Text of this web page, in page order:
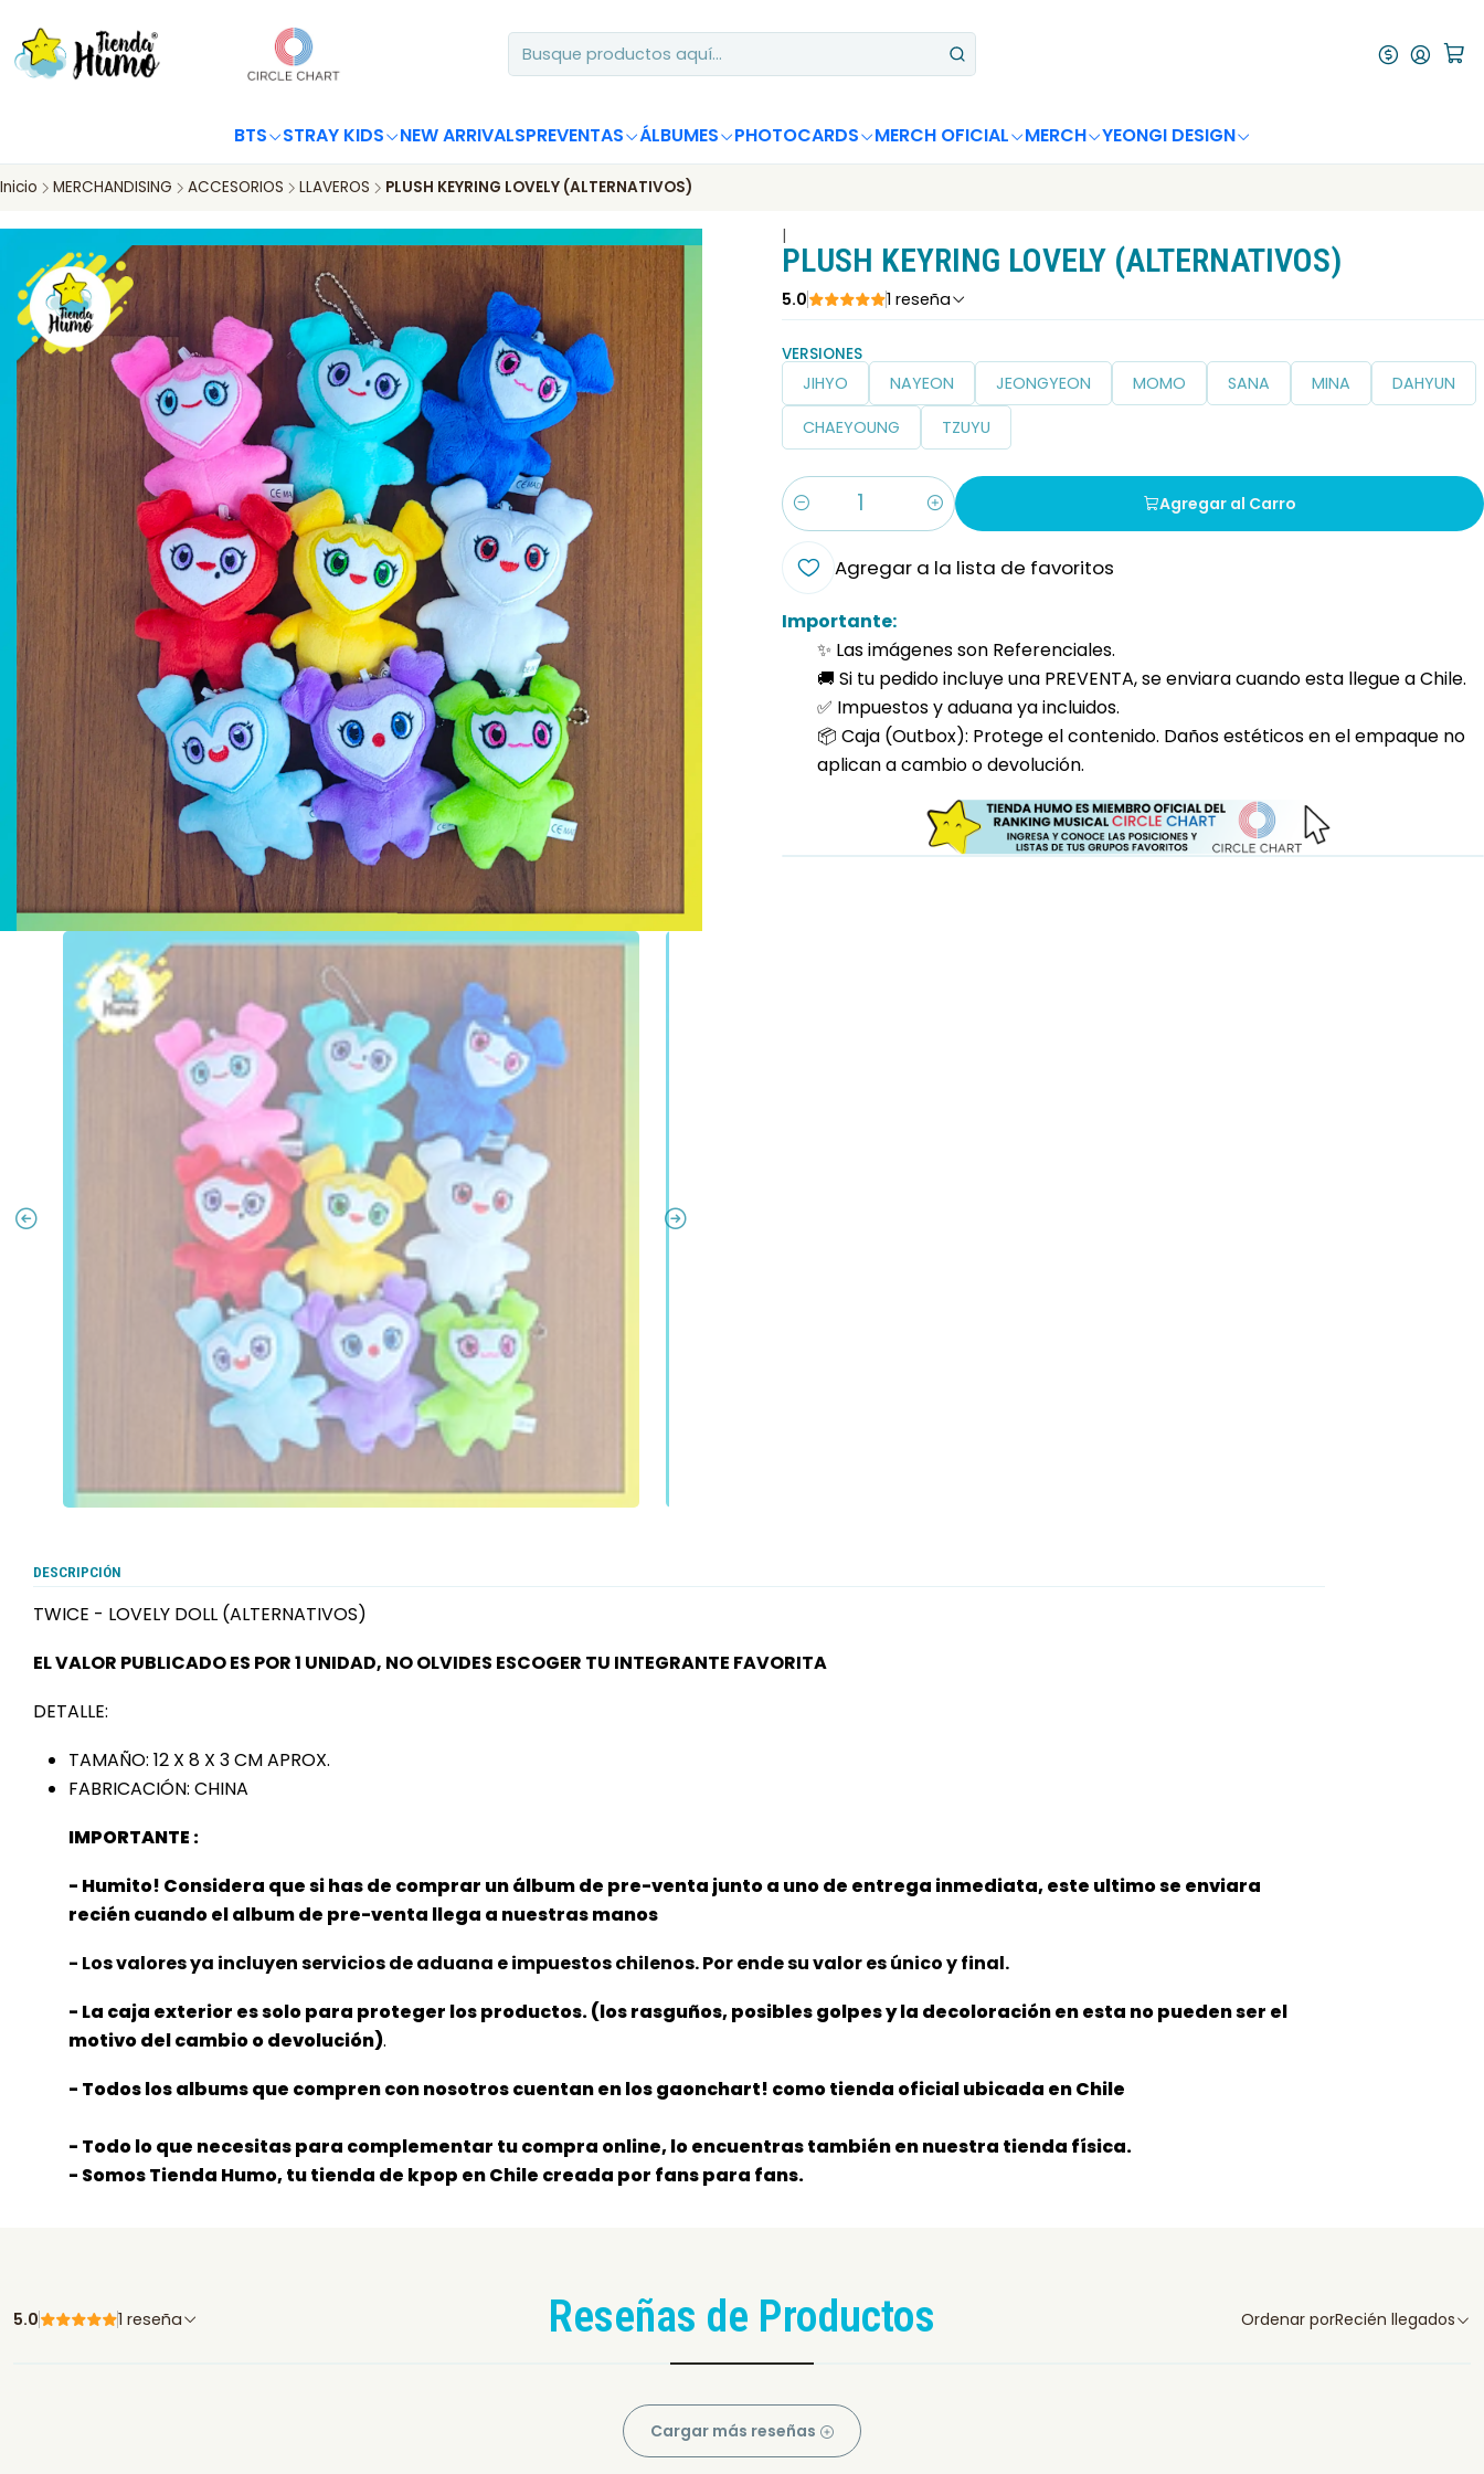
BTS STRAY KIDS NEW ARRIVALSPREVENTAS ÁLBUMES PHOTOCARDS MERCH OFICIAL MERCH YEONGI DESIGN
Inicio MERCHANDISING ACCESORIOS LLAVEROS PLUSH KEYRING LOVELY (ALTERNATIVOS)
|
PLUSH KEYRING LOVELY (ALTERNATIVOS)
5.0 1 reseña
VERSIONES
JIHYO NAYEON JEONGYEON MOMO SANA MINA
DAHYUN
CHAEYOUNG
TZUYU
Cantidad
Agregar al Carro
Agregar a la lista de favoritos
Importante:
✨ Las imágenes son Referenciales.
🚚 Si tu pedido incluye una PREVENTA, se enviara cuando esta llegue a Chile.
✅ Impuestos y aduana ya incluidos.
📦 Caja (Outbox): Protege el contenido. Daños estéticos en el empaque no
aplican a cambio o devolución.
DESCRIPCIÓN
TWICE - LOVELY DOLL (ALTERNATIVOS)
EL VALOR PUBLICADO ES POR 1 UNIDAD, NO OLVIDES ESCOGER TU INTEGRANTE FAVORITA
DETALLE:
TAMAÑO: 12 X 8 X 3 CM APROX.
FABRICACIÓN: CHINA
IMPORTANTE :
- Humito! Considera que si has de comprar un álbum de pre-venta junto a uno de entrega inmediata, este ultimo se enviara
recién cuando el album de pre-venta llega a nuestras manos
- Los valores ya incluyen servicios de aduana e impuestos chilenos. Por ende su valor es único y final.
- La caja exterior es solo para proteger los productos. (los rasguños, posibles golpes y la decoloración en esta no pueden ser el
motivo del cambio o devolución).
- Todos los albums que compren con nosotros cuentan en los gaonchart! como tienda oficial ubicada en Chile
- Todo lo que necesitas para complementar tu compra online, lo encuentras también en nuestra tienda física.
- Somos Tienda Humo, tu tienda de kpop en Chile creada por fans para fans.
Reseñas de Productos
5.0 1 reseña Ordenar porRecién llegados
Cargar más reseñas